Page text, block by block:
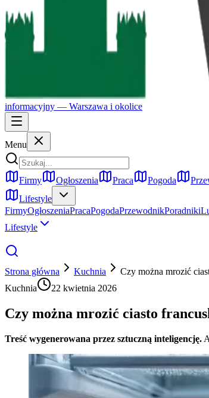
informacyjny — Warszawa i okolice
Menu
Firmy Ogłoszenia Praca Pogoda
Lifestyle
FirmyOgłoszeniaPracaPogodaPrzewodnikPoradniki
Lifestyle
Strona główna Kuchnia
Czy można mrozić
Kuchnia
22 kwietnia 2026
Czy można mrozić ciasto
Treść wygenerowana przez sztuczną inteligencję.